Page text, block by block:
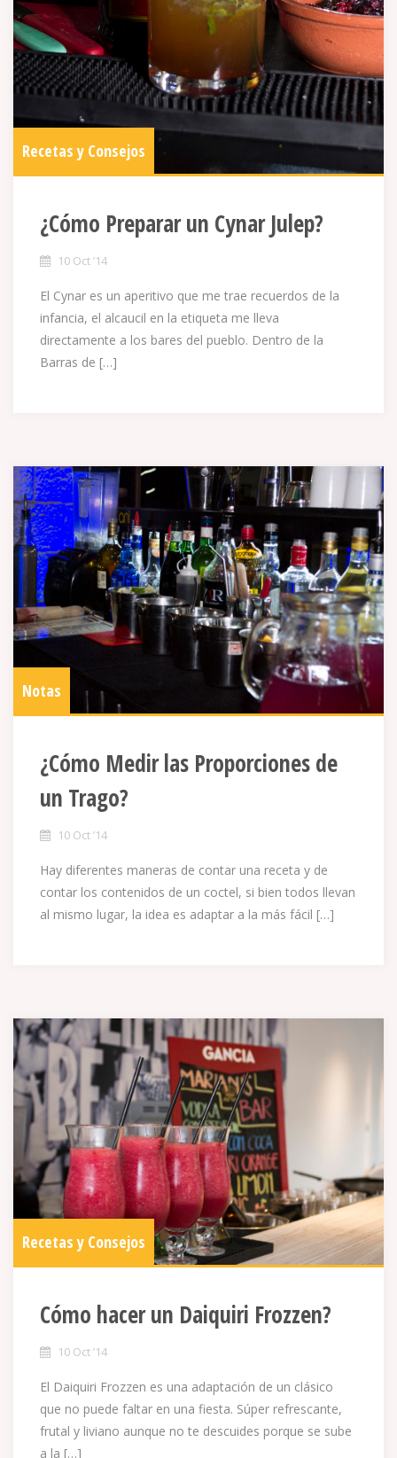
Recetas y Consejos
¿Cómo Preparar un Cynar Julep?
10 Oct ’14
El Cynar es un aperitivo que me trae recuerdos de la
infancia, el alcaucil en la etiqueta me lleva
directamente a los bares del pueblo. Dentro de la
Barras de […]
Notas
¿Cómo Medir las Proporciones de
un Trago?
10 Oct ’14
Hay diferentes maneras de contar una receta y de
contar los contenidos de un coctel, si bien todos llevan
al mismo lugar, la idea es adaptar a la más fácil […]
Recetas y Consejos
Cómo hacer un Daiquiri Frozzen?
10 Oct ’14
El Daiquiri Frozzen es una adaptación de un clásico
que no puede faltar en una fiesta. Súper refrescante,
frutal y liviano aunque no te descuides porque se sube
a la […]